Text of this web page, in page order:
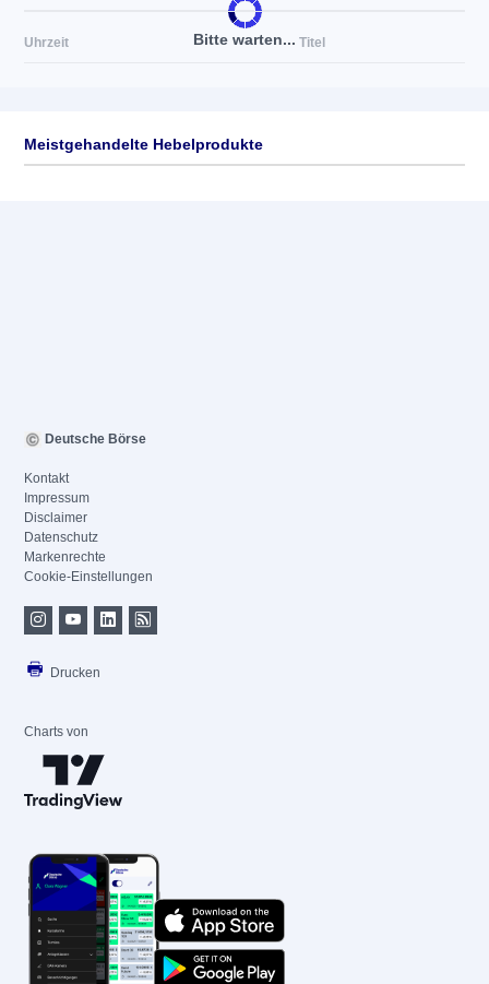
Bitte warten...
Uhrzeit Titel
Meistgehandelte Hebelprodukte
Deutsche Börse
Kontakt
Impressum
Disclaimer
Datenschutz
Markenrechte
Cookie-Einstellungen
Drucken
Charts von